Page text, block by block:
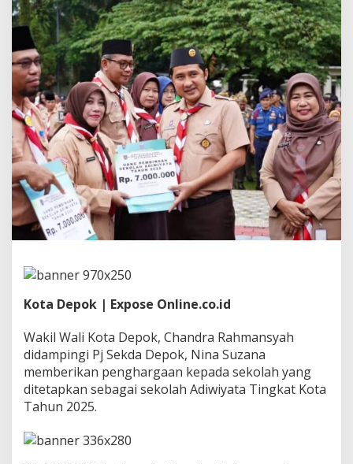
p
o
k
M
e
n
y
e
a
h
a
n
n
r
g
a
n
A
d
Kota Depok | Expose Online.co.id
Wakil Wali Kota Depok, Chandra Rahmansyah
didampingi Pj Sekda Depok, Nina Suzana
memberikan penghargaan kepada sekolah yang
ditetapkan sebagai sekolah Adiwiyata Tingkat Kota
Tahun 2025.